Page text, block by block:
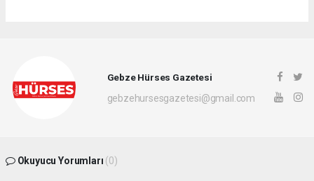
Gebze Hürses Gazetesi
gebzehursesgazetesi@gmail.com
Okuyucu Yorumları (0)